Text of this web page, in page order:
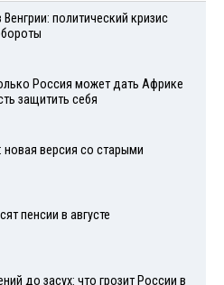
Венгрии: политический кризис
Россия может дать Африке
защитить себя
новая версия со старыми
пенсии в августе
до засух: что грозит России в